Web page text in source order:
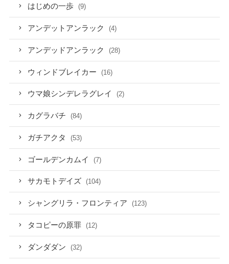
はじめの一歩 (9)
アンデットアンラック (4)
アンデッドアンラック (28)
ウィンドブレイカー (16)
ウマ娘シンデレラグレイ (2)
カグラバチ (84)
ガチアクタ (53)
ゴールデンカムイ (7)
サカモトデイズ (104)
シャングリラ・フロンティア (123)
タコピーの原罪 (12)
ダンダダン (32)